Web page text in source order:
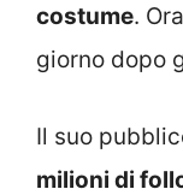
costume.
giorno dopo
Il suo
milioni di